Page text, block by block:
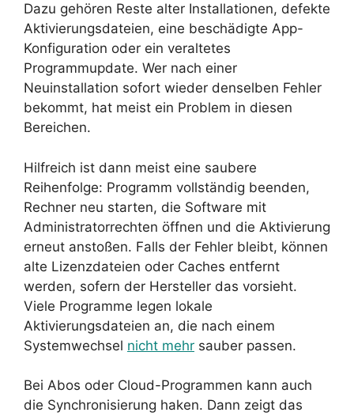
Dazu gehören Reste alter Installationen, defekte
Aktivierungsdateien, eine beschädigte App-
Konfiguration oder ein veraltetes
Programmupdate. Wer nach einer
Neuinstallation sofort wieder denselben Fehler
bekommt, hat meist ein Problem in diesen
Bereichen.
Hilfreich ist dann meist eine saubere
Reihenfolge: Programm vollständig beenden,
Rechner neu starten, die Software mit
Administratorrechten öffnen und die Aktivierung
erneut anstoßen. Falls der Fehler bleibt, können
alte Lizenzdateien oder Caches entfernt
werden, sofern der Hersteller das vorsieht.
Viele Programme legen lokale
Aktivierungsdateien an, die nach einem
Systemwechsel nicht mehr sauber passen.
Bei Abos oder Cloud-Programmen kann auch
die Synchronisierung haken. Dann zeigt das